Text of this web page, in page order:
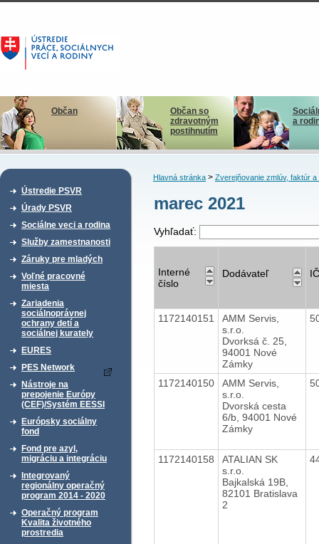
Občan
Občan so
zdravotným
postihnutím
a
Ústredie PSVR
Úrady PSVR
Sociálne veci a rodina
Služby zamestnanosti
Záruky pre mladých
Voľné pracovné
miesta
Zariadenia
sociálnoprávnej
ochrany detí a
sociálnej kurately
EURES
PES Network
Nástroje na
prepojenie Európy
(CEF)/Systém EESSI
Európsky sociálny
fond
Fond pre azyl,
migráciu a integráciu
Integrovaný
regionálny operačný
program 2014 - 2020
Operačný program
Kvalita životného
prostredia
Hlavná stránka> Zverejňovanie zmlúv, faktúr a
marec 2021
Vyhľadať:
Interné
číslo
Dodávateľ
1172140151
AMM Servis,
s.r.o.
Dvorksá č. 25,
94001 Nové
Zámky
1172140150
AMM Servis,
s.r.o.
Dvorská cesta
6/b, 94001 Nové
Zámky
1172140158
ATALIAN SK
s.r.o.
Bajkalská 19B,
82101 Bratislava
2